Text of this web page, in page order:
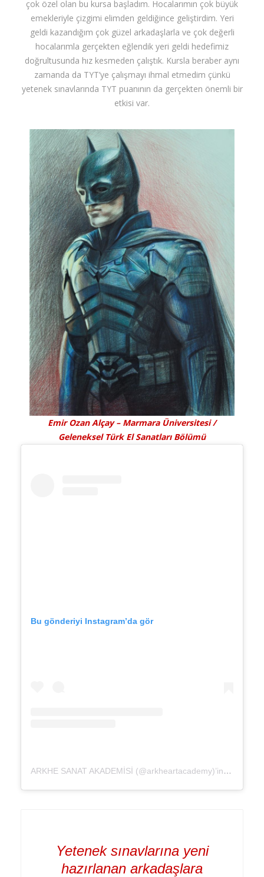
çok özel olan bu kursa başladım. Hocalarımın çok büyük
emekleriyle çizgimi elimden geldiğince geliştirdim. Yeri
geldi kazandığım çok güzel arkadaşlarla ve çok değerli
hocalarımla gerçekten eğlendik yeri geldi hedefimiz
doğrultusunda hız kesmeden çalıştık. Kursla beraber aynı
zamanda da TYT’ye çalışmayı ihmal etmedim çünkü
yetenek sınavlarında TYT puanının da gerçekten önemli bir
etkisi var.
Emir Ozan Alçay – Marmara Üniversitesi /
Geleneksel Türk El Sanatları Bölümü
Bu gönderiyi Instagram’da gör
ARKHE SANAT AKADEMİSİ (@arkheartacademy)’in paylaştığı bir gönderi
Yetenek sınavlarına yeni
hazırlanan arkadaşlara